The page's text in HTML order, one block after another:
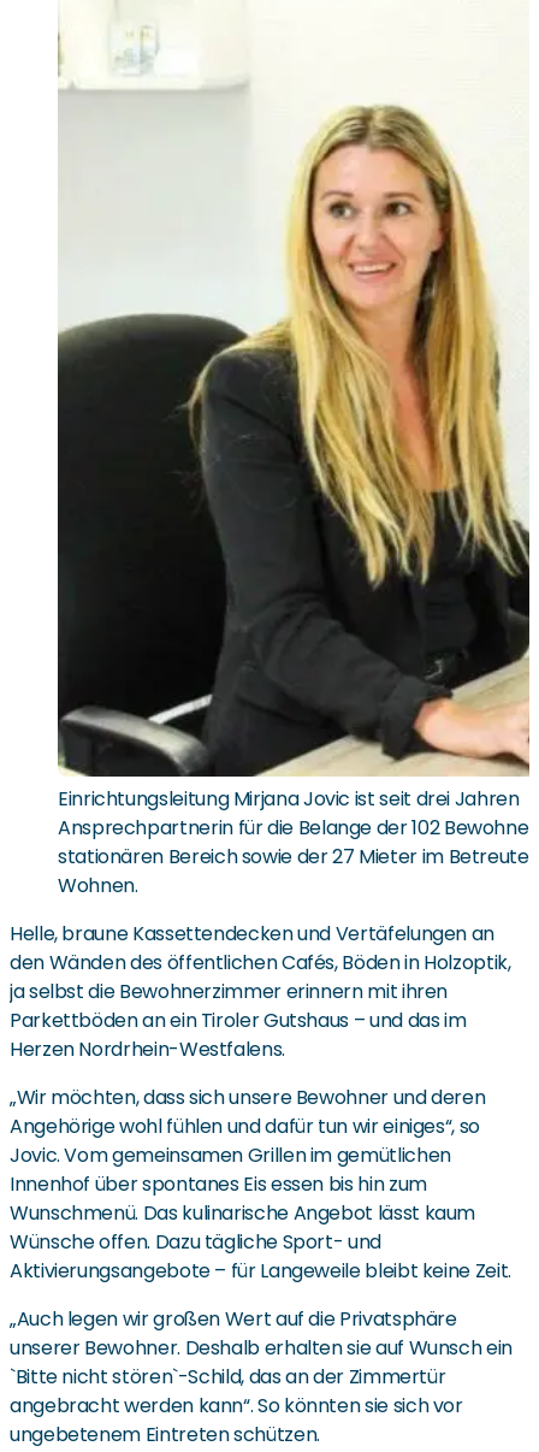
Einrichtungsleitung Mirjana Jovic ist seit drei Jahren
Ansprechpartnerin für die Belange der 102
stationären Bereich sowie der 27 Mieter im
Wohnen.
Helle, braune Kassettendecken und Vertäfelungen an
den Wänden des öffentlichen Cafés, Böden in Holzoptik,
ja selbst die Bewohnerzimmer erinnern mit ihren
Parkettböden an ein Tiroler Gutshaus – und das im
Herzen Nordrhein-Westfalens.
„Wir möchten, dass sich unsere Bewohner und deren
Angehörige wohl fühlen und dafür tun wir einiges“, so
Jovic. Vom gemeinsamen Grillen im gemütlichen
Innenhof über spontanes Eis essen bis hin zum
Wunschmenü. Das kulinarische Angebot lässt kaum
Wünsche offen. Dazu tägliche Sport- und
Aktivierungsangebote – für Langeweile bleibt keine Zeit.
„Auch legen wir großen Wert auf die Privatsphäre
unserer Bewohner. Deshalb erhalten sie auf Wunsch ein
`Bitte nicht stören`-Schild, das an der Zimmertür
angebracht werden kann“. So könnten sie sich vor
ungebetenem Eintreten schützen.